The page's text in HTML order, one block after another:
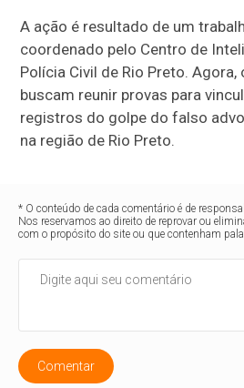
A ação é resultado de um
coordenado pelo Centro de
Polícia Civil de Rio Preto.
buscam reunir provas para
registros do golpe do falso
na região de Rio Preto.
* O conteúdo de cada comentário é de
Nos reservamos ao direito de reprovar ou
com o propósito do site ou que contenham
Comentar